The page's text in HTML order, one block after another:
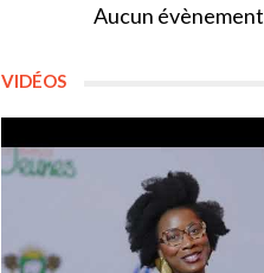
Aucun évènement
VIDÉOS